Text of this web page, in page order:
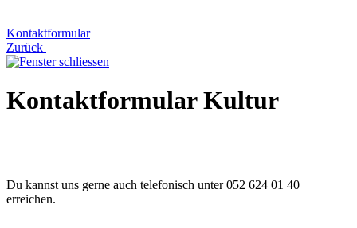
Kontaktformular
Zurück
Kontaktformular Kultur
Du kannst uns gerne auch telefonisch unter 052 624 01 40
erreichen.